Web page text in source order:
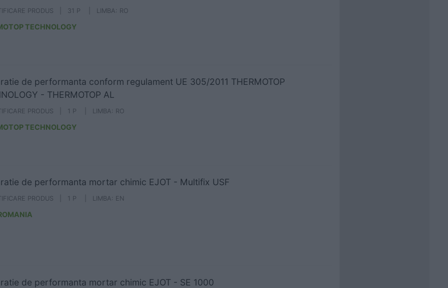
PRODUS | 31 P | LIMBA: RO
TECHNOLOGY
de performanta conform regulament UE 305/2011 THERMOTOP
- THERMOTOP AL
PRODUS | 1 P | LIMBA: RO
TECHNOLOGY
de performanta mortar chimic EJOT - Multifix USF
PRODUS | 1 P | LIMBA: EN
de performanta mortar chimic EJOT - SE 1000